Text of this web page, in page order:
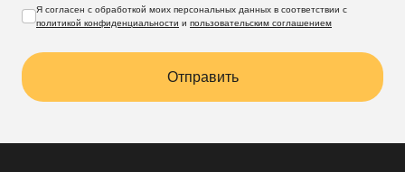
Я согласен с обработкой моих персональных данных в соответствии с
политикой конфиденциальности и пользовательским соглашением
Отправить